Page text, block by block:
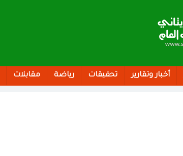
أخبار وتقارير تحقيقات رياضة مقابلات